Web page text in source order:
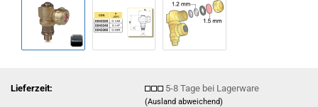
Lieferzeit: 5-8 Tage bei Lagerware
(Ausland abweichend)